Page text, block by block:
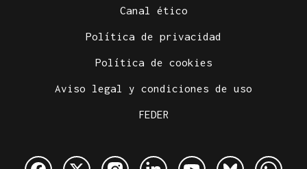
Canal ético
Política de privacidad
Política de cookies
Aviso legal y condiciones de uso
FEDER